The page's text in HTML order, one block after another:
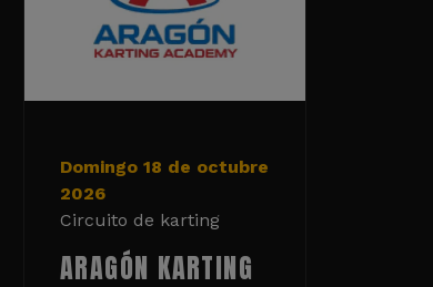
Domingo 18 de octubre
2026
Circuito de karting
ARAGÓN KARTING